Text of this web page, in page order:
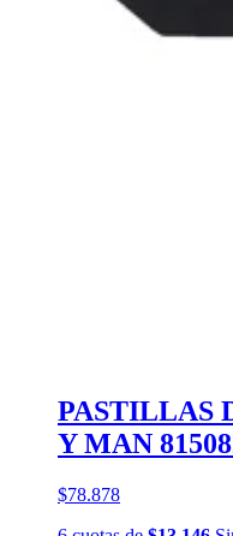
PASTILLAS
Y MAN
$78.878